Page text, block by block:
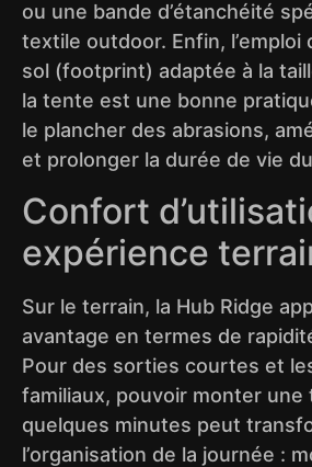
ou une bande d’étanchéité
textile outdoor. Enfin, l’emploi
sol (footprint) adaptée à la
la tente est une bonne
le plancher des abrasions,
et prolonger la durée de vie
Confort
expérience
Sur le terrain, la Hub Ridge
avantage en termes de
Pour des sorties courtes et
familiaux, pouvoir monter une
quelques minutes peut
l’organisation de la journée :